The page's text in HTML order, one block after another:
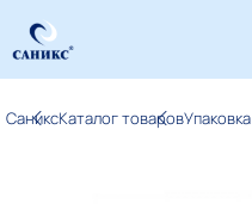
СаниксКаталог товаровУпаковка